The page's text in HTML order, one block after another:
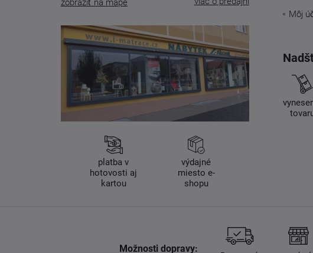
platba v
hotovosti aj
kartou
výdajné
miesto e-
shopu
Môj
Možnosti dopravy: